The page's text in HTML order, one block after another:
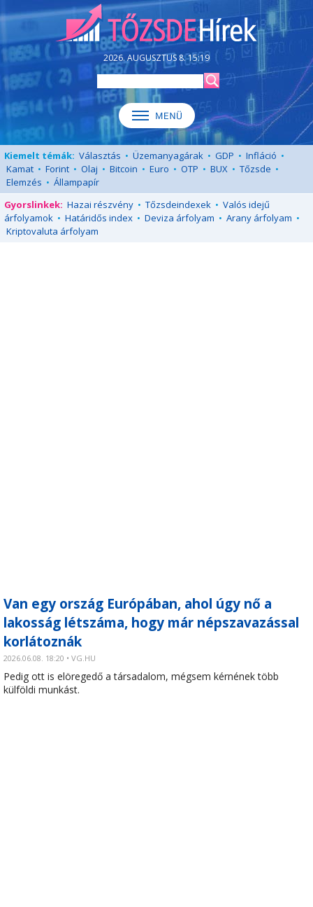
2026. AUGUSZTUS 8. 15:19
Kiemelt témák: Választás • Üzemanyagárak • GDP • Infláció •
Kamat • Forint • Olaj • Bitcoin • Euro • OTP • BUX • Tőzsde •
Elemzés • Állampapír
Gyorslinkek: Hazai részvény • Tőzsdeindexek • Valós idejű
árfolyamok • Határidős index • Deviza árfolyam • Arany árfolyam •
Kriptovaluta árfolyam
Van egy ország Európában, ahol úgy nő a
lakosság létszáma, hogy már népszavazással
korlátoznák
2026.06.08. 18:20 • VG.HU
Pedig ott is elöregedő a társadalom, mégsem kérnének több
külföldi munkást.